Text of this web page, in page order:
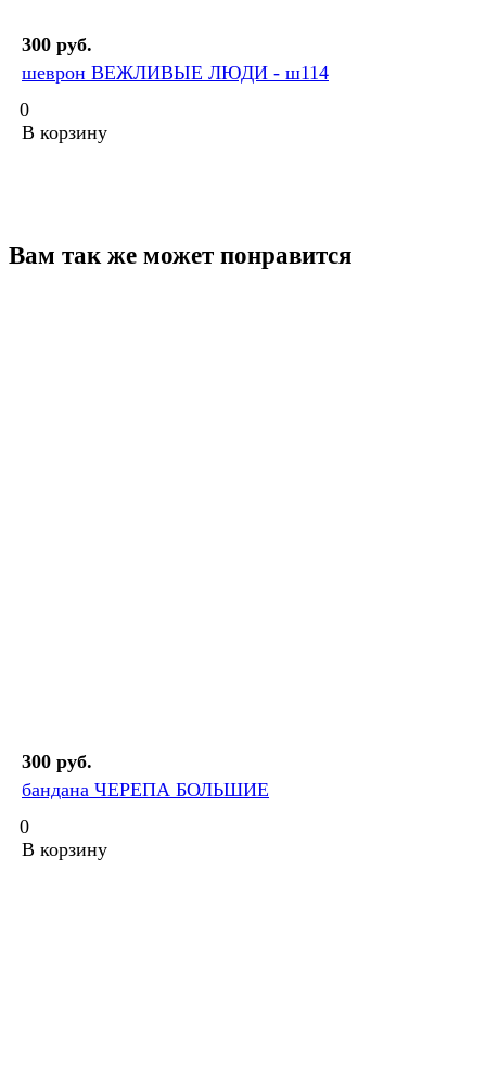
300 руб.
шеврон ВЕЖЛИВЫЕ ЛЮДИ - ш114
0
В корзину
Вам так же может понравится
300 руб.
бандана ЧЕРЕПА БОЛЬШИЕ
0
В корзину